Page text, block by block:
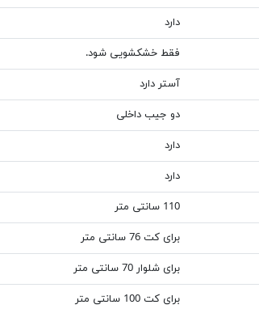
دارد
فقط خشکشویی شود.
آستر دارد
دو جیب داخلی
دارد
دارد
110 سانتی متر
برای کت 76 سانتی متر
برای شلوار 70 سانتی متر
برای کت 100 سانتی متر